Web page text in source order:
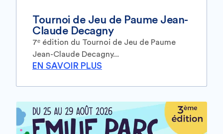
Tournoi de Jeu de Paume Jean-
Claude Decagny
7ᵉ édition du Tournoi de Jeu de Paume
Jean-Claude Decagny...
EN SAVOIR PLUS